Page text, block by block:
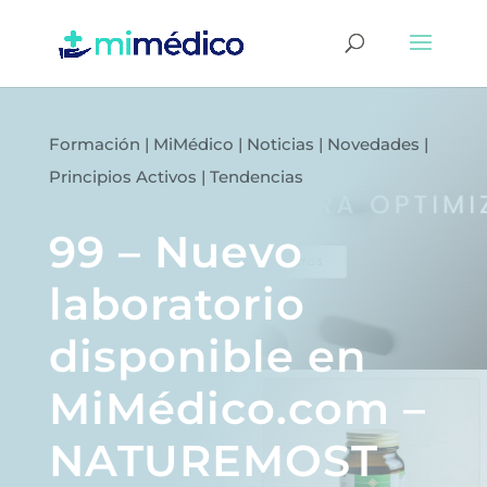
Formación | MiMédico | Noticias | Novedades |
Principios Activos | Tendencias
99 – Nuevo
laboratorio
disponible en
MiMédico.com –
NATUREMOST